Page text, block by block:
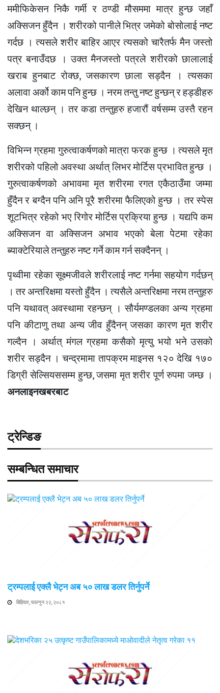
ममीफिकेसन निकै गर्मी र ठण्डी मौसममा मात्र हुन्छ जहाँ
अक्सिजन हुँदैन । शरीरको पानीले भित्र जमेको बोसोलाई नष्ट
गर्दछ । त्यसले शरीर बाहिर आएर त्यसको चारैतर्फ मैन जस्तो
पत्र बनाउँदछ । उक्त मैनजस्तो पत्रले शरीरको छालालाई
खराब हुनबाट रोक्छ, जसकारण छाला सड्दैन । त्यसका
अलावा अर्को काम पनि हुन्छ । नरम तन्तु नष्ट हुन्छन् र हड्डीहरु
देखिन थाल्छन् । तर कडा तन्तुहरु हजारौं वर्षसम्म उस्तै रहन
सक्छन् ।
विभिन्न ग्रहमा गुरुत्वाकर्षणको मात्रा फरक हुन्छ । त्यसले मृत
शरीरको पहिलो अवस्था अर्थात् लिभर मोर्टिस प्रभावित हुन्छ ।
गुरुत्वाकर्षणको अभावमा मृत शरीरमा रगत एकैठाउँमा जम्मा
हुँदैन र बग्दैन पनि अनि पूरै शरीरमा फैलिएको हुन्छ । तर स्पेस
शूटभित्र रहेको भए रिगोर मोर्टिस प्रक्रिया हुन्छ । यद्यपि कम
अक्सिजन वा अक्सिजन अभाव भएको बेला पेटमा रहेका
ब्याक्टेरियाले तन्तुहरु नष्ट गर्ने काम गर्न सक्दैनन् ।
पृथ्वीमा रहेका सूक्ष्मजीवले शरीरलाई नष्ट गर्नमा सहयोग गर्दछन्
। तर अन्तरिक्षमा यस्तो हुँदैन । त्यसैले अन्तरिक्षमा नरम तन्तुहरु
पनि यथावत् अवस्थामा रहन्छन् । सौर्यमण्डलका अन्य ग्रहमा
पनि कीटाणु तथा अन्य जीव हुँदैनन् जसका कारण मृत शरीर
गल्दैन । अर्थात् मंगल ग्रहमा कसैको मृत्यु भयो भने उसको
शरीर सड्दैन । चन्द्रमामा तापक्रम माइनस १२० देखि १७०
डिग्री सेल्सियससम्म हुन्छ, जसमा मृत शरीर पूर्ण रुपमा जम्छ ।
अनलाइनखबरबाट
ट्रेन्डिङ
सम्बन्धित समाचार
ट्रम्पलाई एक्लै भेट्न अब ५० लाख डलर तिर्नुपर्ने
बिहिवार, फाल्गुन २२, २०८१